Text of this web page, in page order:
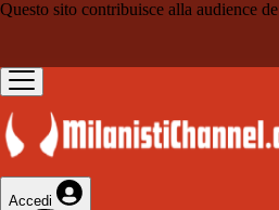
Questo sito contribuisce alla audience de
Accedi